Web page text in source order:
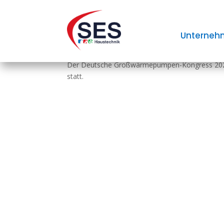
Deutscher
Der Deutsche Großwärmepumpen-Kongress
statt.